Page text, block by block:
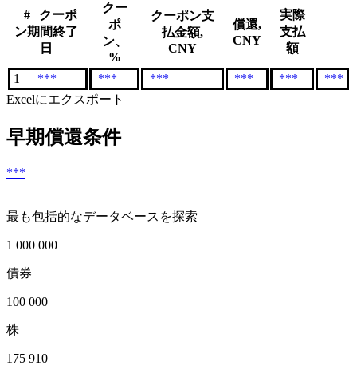
#
クーポ
ン期間終了
日
クー
ポ
ン、
%
クーポン支
払金額,
CNY
償還,
CNY
実際
支払
額
1 *** *** *** *** ***
***
Excelにエクスポート
早期償還条件
***
最も包括的なデータベースを探索
1 000 000
債券
100 000
株
175 910